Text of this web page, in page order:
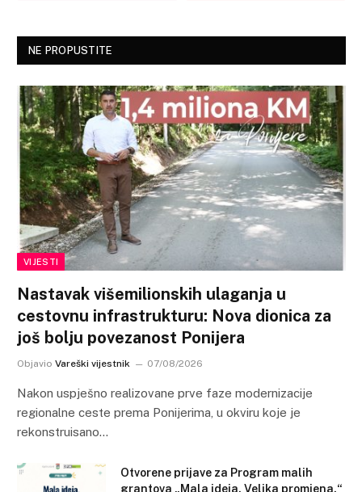
NE PROPUSTITE
VIJESTI
Nastavak višemilionskih ulaganja u
cestovnu infrastrukturu: Nova dionica za
još bolju povezanost Ponijera
Objavio Vareški vijestnik 07/08/2026
Nakon uspješno realizovane prve faze modernizacije
regionalne ceste prema Ponijerima, u okviru koje je
rekonstruisano…
Otvorene prijave za Program malih
grantova „Mala ideja. Velika promjena.“